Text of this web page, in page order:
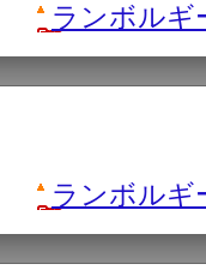
ランボルギ
ランボルギ